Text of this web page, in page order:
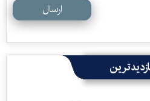
ارسال